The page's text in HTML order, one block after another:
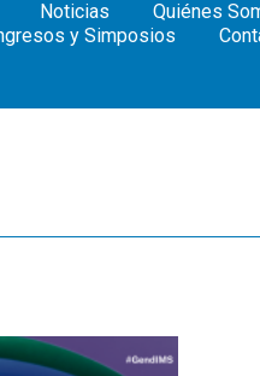
Noticias Quiénes
y Simposios